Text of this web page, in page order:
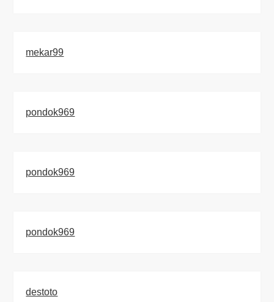
mekar99
pondok969
pondok969
pondok969
destoto